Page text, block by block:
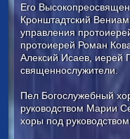
Его
Кронштадтский
управления
протоиерей Роман
Алексий Исаев, иерей
священнослужители.
Пел Богослужебный
руководством Марии
хоры под